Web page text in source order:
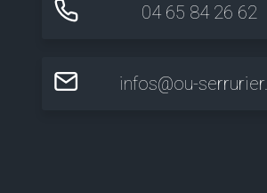
04 65 84 26 62
infos@ou-